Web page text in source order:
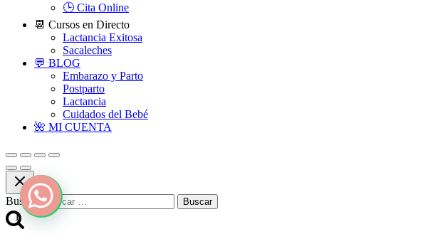
1
🕒 Cita Online
📆 Cursos en Directo
Lactancia Exitosa
Sacaleches
💬 BLOG
Embarazo y Parto
Postparto
Lactancia
Cuidados del Bebé
🌺 MI CUENTA
Buscar: